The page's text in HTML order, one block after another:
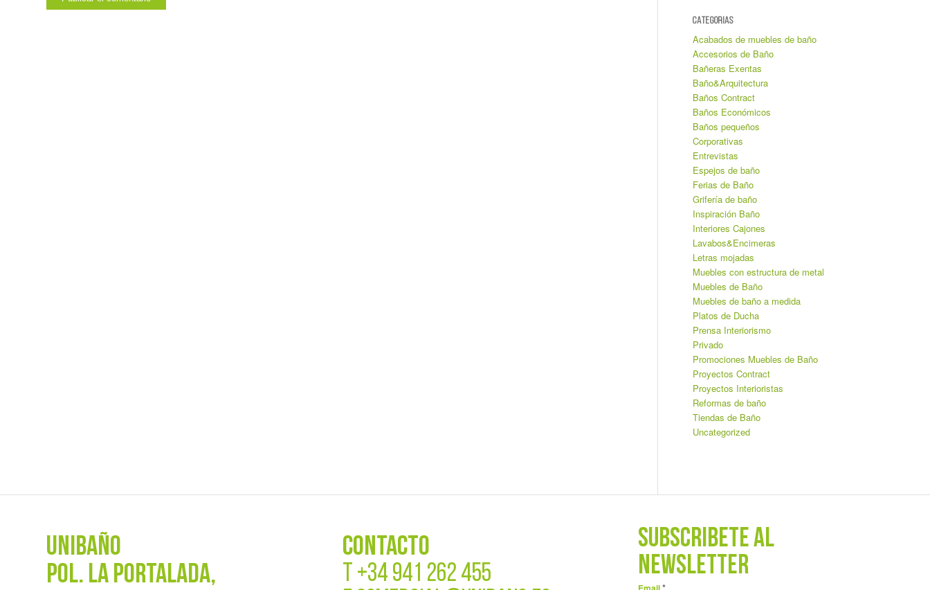
CATEGORIAS
Acabados de muebles de baño
Accesorios de Baño
Bañeras Exentas
Baño&Arquitectura
Baños Contract
Baños Económicos
Baños pequeños
Corporativas
Entrevistas
Espejos de baño
Ferias de Baño
Grifería de baño
Inspiración Baño
Interiores Cajones
Lavabos&Encimeras
Letras mojadas
Muebles con estructura de metal
Muebles de Baño
Muebles de baño a medida
Platos de Ducha
Prensa Interiorismo
Privado
Promociones Muebles de Baño
Proyectos Contract
Proyectos Interioristas
Reformas de baño
Tiendas de Baño
Uncategorized
UNIBAÑO
POL. La Portalada,
CONTACTO
T +34 941 262 455
SUBSCRÍBETE AL
NEWSLETTER
*